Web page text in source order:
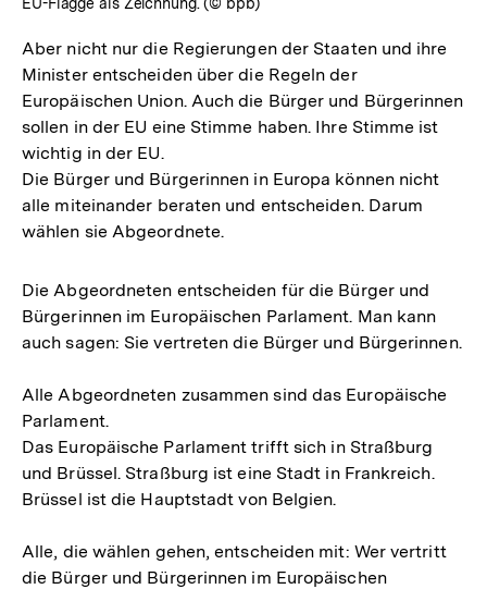
Aber nicht nur die Regierungen der Staaten und ihre
Minister entscheiden über die Regeln der
Europäischen Union. Auch die Bürger und Bürgerinnen
sollen in der EU eine Stimme haben. Ihre Stimme ist
wichtig in der EU.
Die Bürger und Bürgerinnen in Europa können nicht
alle miteinander beraten und entscheiden. Darum
wählen sie Abgeordnete.
Die Abgeordneten entscheiden für die Bürger und
Bürgerinnen im Europäischen Parlament. Man kann
auch sagen: Sie vertreten die Bürger und Bürgerinnen.
Alle Abgeordneten zusammen sind das Europäische
Parlament.
Das Europäische Parlament trifft sich in Straßburg
und Brüssel. Straßburg ist eine Stadt in Frankreich.
Brüssel ist die Hauptstadt von Belgien.
Alle, die wählen gehen, entscheiden mit: Wer vertritt
die Bürger und Bürgerinnen im Europäischen